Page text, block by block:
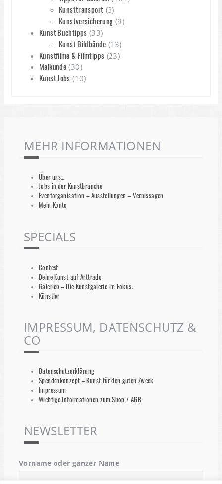
Kunsttransport (3)
Kunstversicherung (9)
Kunst Buchtipps (33)
Kunst Bildbände (13)
Kunstfilme & Filmtipps (23)
Malkunde (30)
Kunst Jobs (10)
MEHR INFORMATIONEN
Über uns…
Jobs in der Kunstbranche
Eventorganisation – Ausstellungen – Vernissagen
Mein Konto
SPECIALS
Contest
Deine Kunst auf Arttrado
Galerien – Die Kunstgalerie im Fokus.
Künstler
IMPRESSUM, DATENSCHUTZ &
CO
Datenschutzerklärung
Spendenkonzept – Kunst für den guten Zweck
Impressum
Wichtige Informationen zum Shop / AGB
NEWSLETTER
Vorname oder ganzer Name